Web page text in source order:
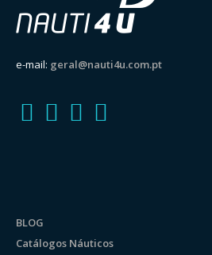
e-mail: geral@nauti4u.com.pt
BLOG
Catálogos Náuticos